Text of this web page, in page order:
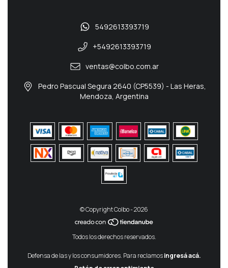
5492613393719
+5492613393719
ventas@colbo.com.ar
Pedro Pascual Segura 2640 (CP5539) - Las Heras,
Mendoza, Argentina
© Copyright Colbo - 2026
Todos los derechos reservados.
Defensa de las y los consumidores. Para reclamos ingresá acá.